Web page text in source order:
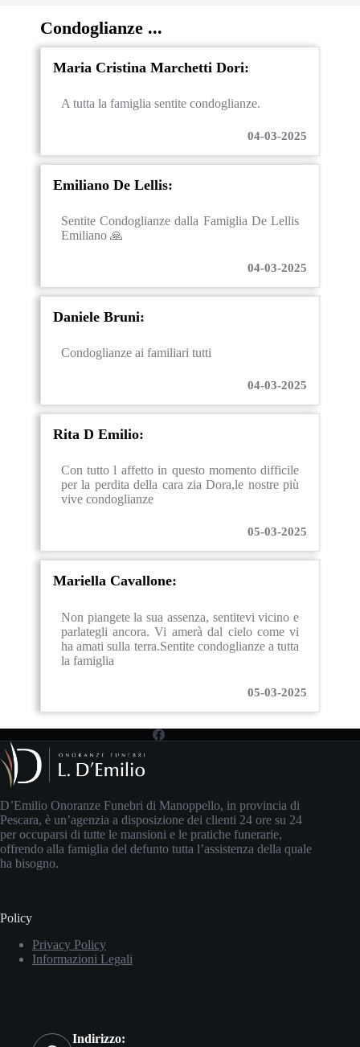
Condoglianze ...
Maria Cristina Marchetti Dori:
A tutta la famiglia sentite condoglianze.
04-03-2025
Emiliano De Lellis:
Sentite Condoglianze dalla Famiglia De Lellis
Emiliano 🙏
04-03-2025
Daniele Bruni:
Condoglianze ai familiari tutti
04-03-2025
Rita D Emilio:
Con tutto l affetto in questo momento difficile
per la perdita della cara zia Dora,le nostre più
vive condoglianze
05-03-2025
Mariella Cavallone:
Non piangete la sua assenza, sentitevi vicino e
parlategli ancora. Vi amerà dal cielo come vi
ha amati sulla terra.Sentite condoglianze a tutta
la famiglia
05-03-2025
D’Emilio Onoranze Funebri di Manoppello, in provincia di
Pescara, è un’agenzia a disposizione dei clienti 24 ore su 24
per occuparsi di tutte le mansioni e le pratiche funerarie,
offrendo alla famiglia del defunto tutta l’assistenza della quale
ha bisogno.
Policy
Privacy Policy
Informazioni Legali
Indirizzo: